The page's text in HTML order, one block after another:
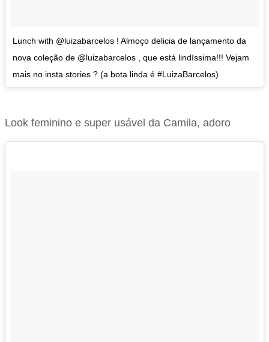
Lunch with @luizabarcelos ! Almoço delicia de lançamento da
nova coleção de @luizabarcelos , que está lindíssima!!! Vejam
mais no insta stories ? (a bota linda é #LuizaBarcelos)
Look feminino e super usável da Camila, adoro